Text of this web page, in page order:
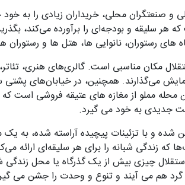
و صنعتگران محلی، خریداران زیادی را به
سلیقه و بودجه‌ای را برآورده می‌کند،
های رستوران، نانوایی ها، هتل ها و
مکان مناسبی است. گالری‌های هنری،
می‌گذارند. همچنین، در خیابان‌های پشتی
محله مملو از مغازه های عتیقه فروشی است
جدیدی به خود می گیرد.
و با تزئینات پیچیده آراسته شده، به یک
که زندگی شبانه را برای هر سلیقه‌ای ارائه
چیزی بیش از یک گذرگاه یا محل
گرد هم می آیند و تنوع و وحدت را جشن می